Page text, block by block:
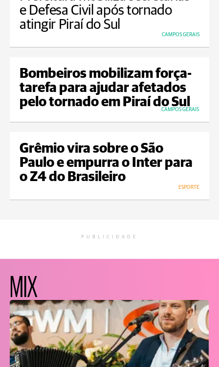
e Defesa Civil após tornado
atingir Piraí do Sul
CAMPOS GERAIS
Bombeiros mobilizam força-
tarefa para ajudar afetados
pelo tornado em Piraí do Sul
CAMPOS GERAIS
Grêmio vira sobre o São
Paulo e empurra o Inter para
o Z4 do Brasileiro
ESPORTE
PUBLICIDADE
MIX